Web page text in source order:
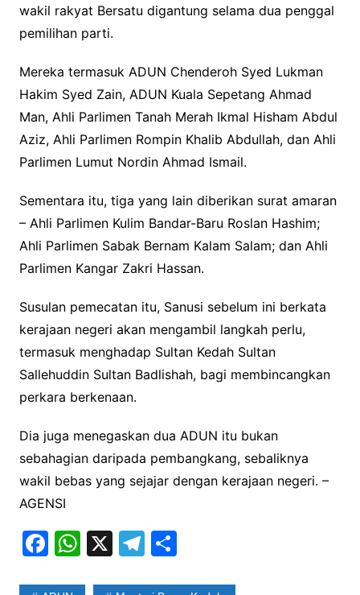
wakil rakyat Bersatu digantung selama dua penggal
pemilihan parti.
Mereka termasuk ADUN Chenderoh Syed Lukman
Hakim Syed Zain, ADUN Kuala Sepetang Ahmad
Man, Ahli Parlimen Tanah Merah Ikmal Hisham Abdul
Aziz, Ahli Parlimen Rompin Khalib Abdullah, dan Ahli
Parlimen Lumut Nordin Ahmad Ismail.
Sementara itu, tiga yang lain diberikan surat amaran
– Ahli Parlimen Kulim Bandar-Baru Roslan Hashim;
Ahli Parlimen Sabak Bernam Kalam Salam; dan Ahli
Parlimen Kangar Zakri Hassan.
Susulan pemecatan itu, Sanusi sebelum ini berkata
kerajaan negeri akan mengambil langkah perlu,
termasuk menghadap Sultan Kedah Sultan
Sallehuddin Sultan Badlishah, bagi membincangkan
perkara berkenaan.
Dia juga menegaskan dua ADUN itu bukan
sebahagian daripada pembangkang, sebaliknya
wakil bebas yang sejajar dengan kerajaan negeri. –
AGENSI
F W X T S